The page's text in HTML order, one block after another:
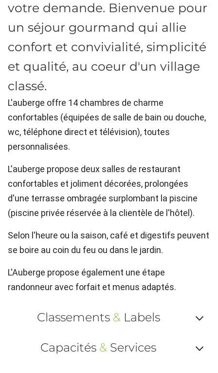
votre demande. Bienvenue pour
un séjour gourmand qui allie
confort et convivialité, simplicité
et qualité, au coeur d'un village
classé.
L'auberge offre 14 chambres de charme
confortables (équipées de salle de bain ou douche,
wc, téléphone direct et télévision), toutes
personnalisées.
L'auberge propose deux salles de restaurant
confortables et joliment décorées, prolongées
d'une terrasse ombragée surplombant la piscine
(piscine privée réservée à la clientèle de l'hôtel).
Selon l'heure ou la saison, café et digestifs peuvent
se boire au coin du feu ou dans le jardin.
L'Auberge propose également une étape
randonneur avec forfait et menus adaptés.
Classements & Labels
ou
Capacités & Services